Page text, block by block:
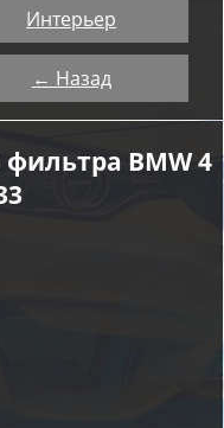
Интерьер
← Назад
BMW 4